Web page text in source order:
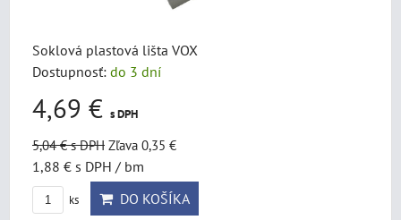
Soklová plastová lišta VOX
Dostupnosť: do 3 dní
4,69 € s DPH
5,04 €s DPH Zľava 0,35 €
1,88 € s DPH / bm
ks DO KOŠÍKA